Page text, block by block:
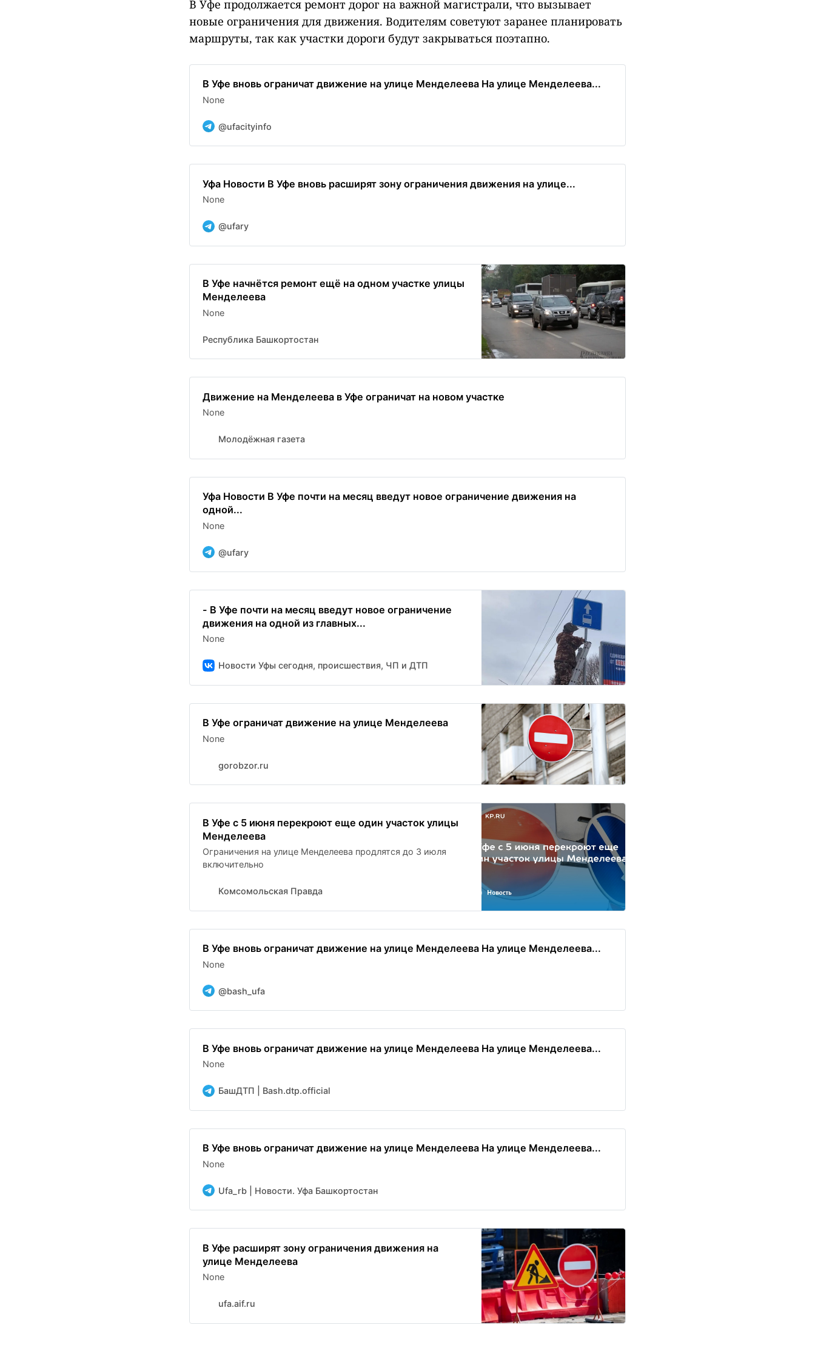
В Уфе продолжается ремонт дорог на важной магистрали, что вызывает
новые ограничения для движения. Водителям советуют заранее планировать
маршруты, так как участки дороги будут закрываться поэтапно.
В Уфе вновь ограничат движение на улице Менделеева На улице Менделеева...
None
@ufacityinfo
Уфа Новости В Уфе вновь расширят зону ограничения движения на улице...
None
@ufary
В Уфе начнётся ремонт ещё на одном участке улицы
Менделеева
None
Республика Башкортостан
Движение на Менделеева в Уфе ограничат на новом участке
None
Молодёжная газета
Уфа Новости В Уфе почти на месяц введут новое ограничение движения на
одной...
None
@ufary
- В Уфе почти на месяц введут новое ограничение
движения на одной из главных...
None
Новости Уфы сегодня, происшествия, ЧП и ДТП
В Уфе ограничат движение на улице Менделеева
None
gorobzor.ru
В Уфе с 5 июня перекроют еще один участок улицы
Менделеева
Ограничения на улице Менделеева продлятся до 3 июля
включительно
Комсомольская Правда
В Уфе вновь ограничат движение на улице Менделеева На улице Менделеева...
None
@bash_ufa
В Уфе вновь ограничат движение на улице Менделеева На улице Менделеева...
None
БашДТП | Bash.dtp.official
В Уфе вновь ограничат движение на улице Менделеева На улице Менделеева...
None
Ufa_rb | Новости. Уфа Башкортостан
В Уфе расширят зону ограничения движения на
улице Менделеева
None
ufa.aif.ru